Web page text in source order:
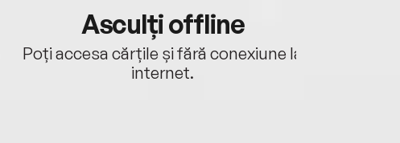
Asculți offline
Poți accesa cărțile și fără conexiune la
internet.